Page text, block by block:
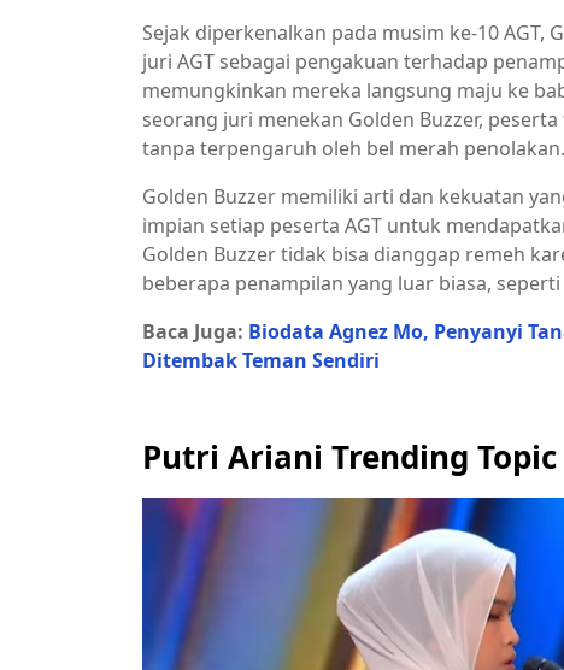
Sejak diperkenalkan pada musim ke-10
juri AGT sebagai pengakuan terhadap
memungkinkan mereka langsung maju ke
seorang juri menekan Golden Buzzer,
tanpa terpengaruh oleh bel merah penolakan.
Golden Buzzer memiliki arti dan kekuatan
impian setiap peserta AGT untuk
Golden Buzzer tidak bisa dianggap remeh
beberapa penampilan yang luar biasa,
Baca Juga: Biodata Agnez Mo, Penyanyi
Ditembak Teman Sendiri
Putri Ariani Trending